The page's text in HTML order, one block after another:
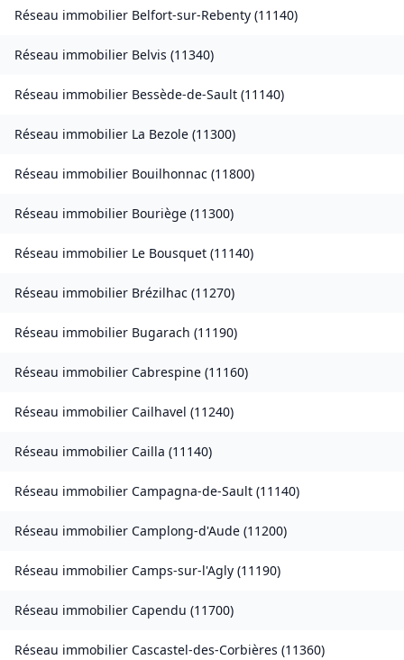
Réseau immobilier Belfort-sur-Rebenty (11140)
Réseau immobilier Belvis (11340)
Réseau immobilier Bessède-de-Sault (11140)
Réseau immobilier La Bezole (11300)
Réseau immobilier Bouilhonnac (11800)
Réseau immobilier Bouriège (11300)
Réseau immobilier Le Bousquet (11140)
Réseau immobilier Brézilhac (11270)
Réseau immobilier Bugarach (11190)
Réseau immobilier Cabrespine (11160)
Réseau immobilier Cailhavel (11240)
Réseau immobilier Cailla (11140)
Réseau immobilier Campagna-de-Sault (11140)
Réseau immobilier Camplong-d'Aude (11200)
Réseau immobilier Camps-sur-l'Agly (11190)
Réseau immobilier Capendu (11700)
Réseau immobilier Cascastel-des-Corbières (11360)